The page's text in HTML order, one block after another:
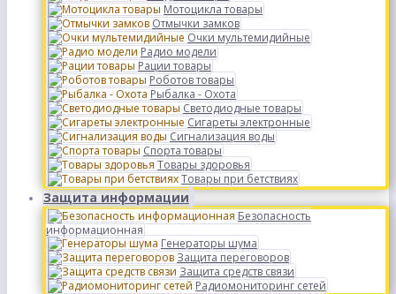
Мотоцикла товары
Отмычки замков
Очки мультемидийные
Радио модели
Рации товары
Роботов товары
Рыбалка - Охота
Светодиодные товары
Сигареты электронные
Сигнализация воды
Спорта товары
Товары здоровья
Товары при бетствиях
Защита информации
Безопасность
информационная
Генераторы шума
Защита переговоров
Защита средств связи
Радиомониторинг сетей